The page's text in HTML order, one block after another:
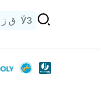
ق ز ЎЗ